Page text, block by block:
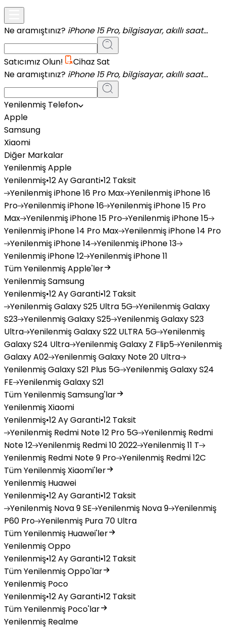
Ne aramıştınız? iPhone 15 Pro, bilgisayar, akıllı saat...
Satıcımız Olun!
Cihaz Sat
Ne aramıştınız? iPhone 15 Pro, bilgisayar, akıllı saat...
Yenilenmiş Telefon
Apple
Samsung
Xiaomi
Diğer Markalar
Yenilenmiş Apple
Yenilenmiş•12 Ay Garanti•12 Taksit
YenilenmişiPhone 16 Pro Max YenilenmişiPhone 16
Pro YenilenmişiPhone 16 YenilenmişiPhone 15 Pro
Max YenilenmişiPhone 15 Pro YenilenmişiPhone 15
YenilenmişiPhone 14 Pro Max YenilenmişiPhone 14 Pro
YenilenmişiPhone 14 YenilenmişiPhone 13
YenilenmişiPhone 12 YenilenmişiPhone 11
Tüm Yenilenmiş Apple'ler
Yenilenmiş Samsung
Yenilenmiş•12 Ay Garanti•12 Taksit
YenilenmişGalaxy S25 Ultra 5G YenilenmişGalaxy
S23 YenilenmişGalaxy S25 YenilenmişGalaxy S23
Ultra YenilenmişGalaxy S22 ULTRA 5G Yenilenmiş
Galaxy S24 Ultra YenilenmişGalaxy Z Flip5 Yenilenmiş
Galaxy A02 YenilenmişGalaxy Note 20 Ultra
YenilenmişGalaxy S21 Plus 5G YenilenmişGalaxy S24
FE YenilenmişGalaxy S21
Tüm Yenilenmiş Samsung'lar
Yenilenmiş Xiaomi
Yenilenmiş•12 Ay Garanti•12 Taksit
Yenilenmiş Redmi Note 12 Pro 5G Yenilenmiş Redmi
Note 12 Yenilenmiş Redmi 10 2022 Yenilenmiş11 T
Yenilenmiş Redmi Note 9 Pro Yenilenmiş Redmi 12C
Tüm Yenilenmiş Xiaomi'ler
Yenilenmiş Huawei
Yenilenmiş•12 Ay Garanti•12 Taksit
Yenilenmiş Nova 9 SE Yenilenmiş Nova 9 Yenilenmiş
P60 Pro Yenilenmiş Pura 70 Ultra
Tüm Yenilenmiş Huawei'ler
Yenilenmiş Oppo
Yenilenmiş•12 Ay Garanti•12 Taksit
Tüm Yenilenmiş Oppo'lar
Yenilenmiş Poco
Yenilenmiş•12 Ay Garanti•12 Taksit
Tüm Yenilenmiş Poco'lar
Yenilenmiş Realme